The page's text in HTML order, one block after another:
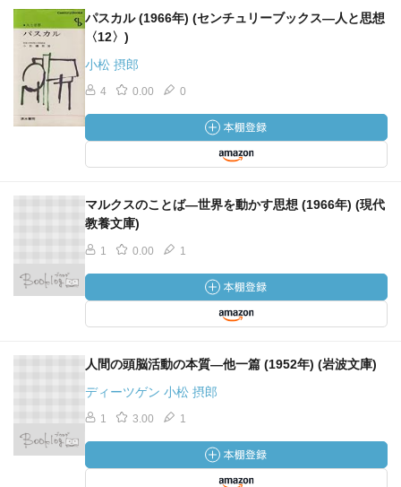
パスカル (1966年) (センチュリーブックス―人と思想
〈12〉)
小松 摂郎
4 0.00 0
マルクスのことば―世界を動かす思想 (1966年) (現代
教養文庫)
1 0.00 1
人間の頭脳活動の本質―他一篇 (1952年) (岩波文庫)
ディーツゲン 小松 摂郎
1 3.00 1